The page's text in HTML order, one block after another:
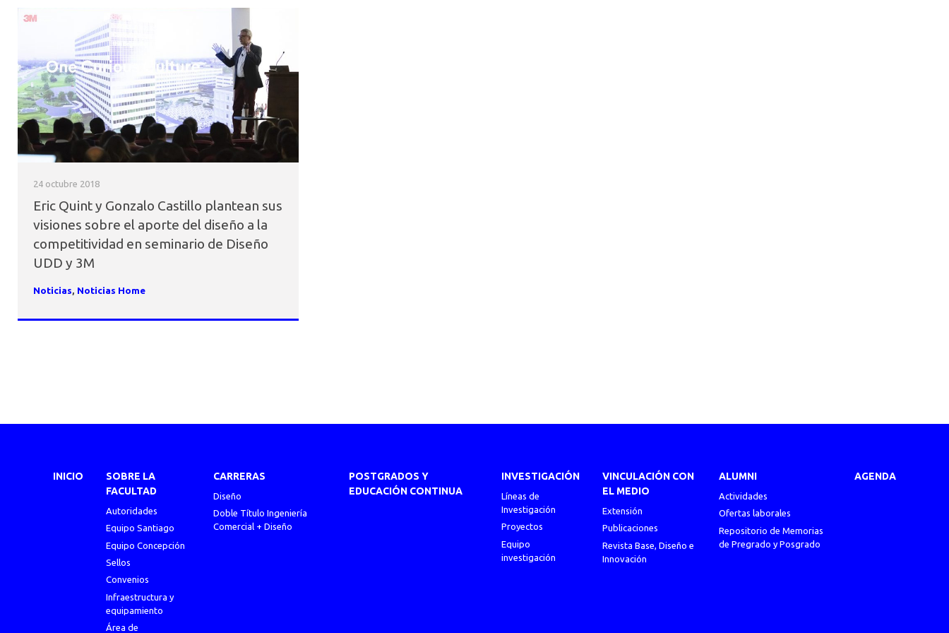
24 octubre 2018
Eric Quint y Gonzalo Castillo plantean sus
visiones sobre el aporte del diseño a la
competitividad en seminario de Diseño
UDD y 3M
Noticias, Noticias Home
INICIO
SOBRE LA
FACULTAD
Autoridades
Equipo Santiago
Equipo Concepción
Sellos
Convenios
Infraestructura y
equipamiento
Área de
CARRERAS
Diseño
Doble Título Ingeniería
Comercial + Diseño
POSTGRADOS Y
EDUCACIÓN CONTINUA
INVESTIGACIÓN
Líneas de
Investigación
Proyectos
Equipo
investigación
VINCULACIÓN CON
EL MEDIO
Extensión
Publicaciones
Revista Base, Diseño e
Innovación
ALUMNI
Actividades
Ofertas laborales
Repositorio de Memorias
de Pregrado y Posgrado
AGENDA